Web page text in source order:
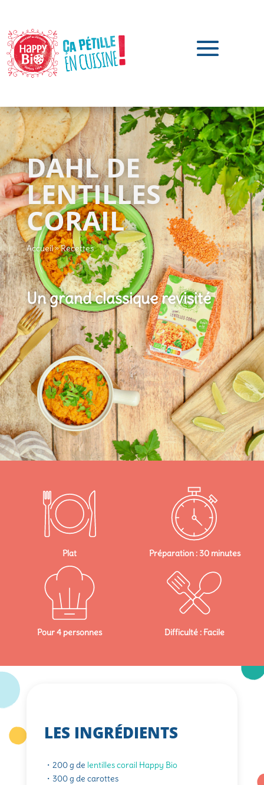
DAHL DE
LENTILLES
CORAIL
Accueil»Recettes
Un grand classique revisité
Plat Préparation : 30 minutes
Pour 4 personnes Difficulté : Facile
LES INGRÉDIENTS
・200 g de lentilles corail Happy Bio
・300 g de carottes